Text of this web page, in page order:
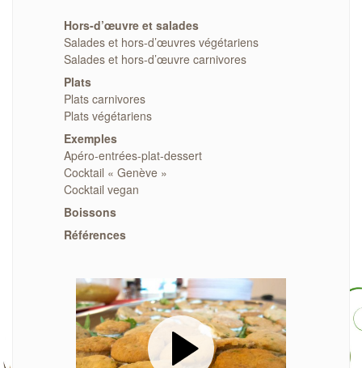
Hors-d’œuvre et salades
Salades et hors-d’œuvres végétariens
Salades et hors-d’œuvre carnivores
Plats
Plats carnivores
Plats végétariens
Exemples
Apéro-entrées-plat-dessert
Cocktail « Genève »
Cocktail vegan
Boissons
Références